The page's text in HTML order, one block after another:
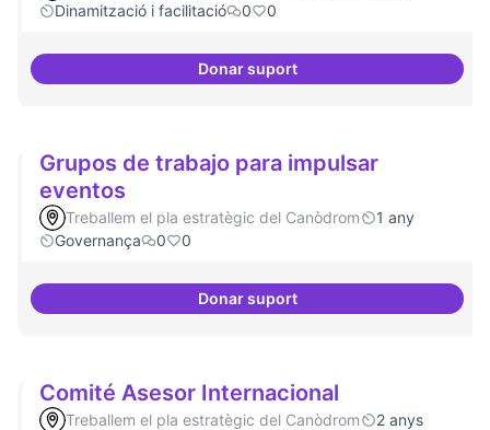
Dinamització i facilitació
0 0
Donar suportRelatoria col·laborativa
Grupos de trabajo para impulsar
eventos
Treballem el pla estratègic del Canòdrom
1 any
Governança
0 0
Donar suportGrupos de trabajo para
Comité Asesor Internacional
Treballem el pla estratègic del Canòdrom
2 anys